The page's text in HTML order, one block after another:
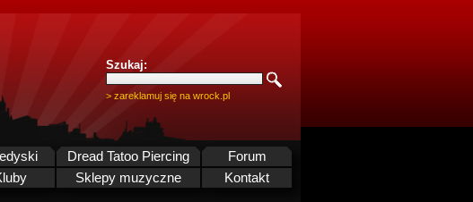
Szukaj:
> zareklamuj się na wrock.pl
Dread Tatoo Piercing
Forum
Sklepy muzyczne Kontakt